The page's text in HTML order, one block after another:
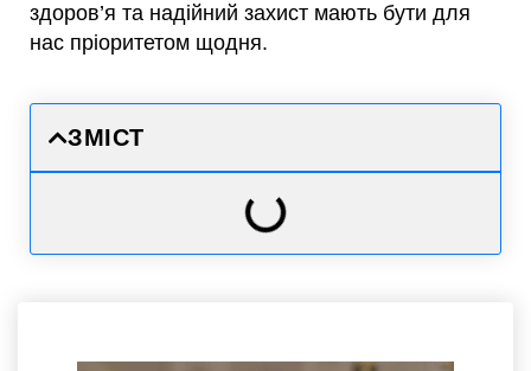
здоров’я та надійний захист мають бути для
нас пріоритетом щодня.
ЗМІСТ